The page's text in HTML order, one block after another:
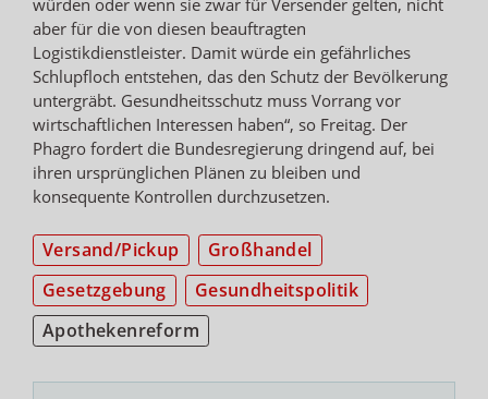
aber für die von diesen beauftragten
Logistikdienstleister. Damit würde ein gefährliches
Schlupfloch entstehen, das den Schutz der Bevölkerung
untergräbt. Gesundheitsschutz muss Vorrang vor
wirtschaftlichen Interessen haben“, so Freitag. Der
Phagro fordert die Bundesregierung dringend auf, bei
ihren ursprünglichen Plänen zu bleiben und
konsequente Kontrollen durchzusetzen.
Versand/Pickup
Großhandel
Gesetzgebung
Gesundheitspolitik
Apothekenreform